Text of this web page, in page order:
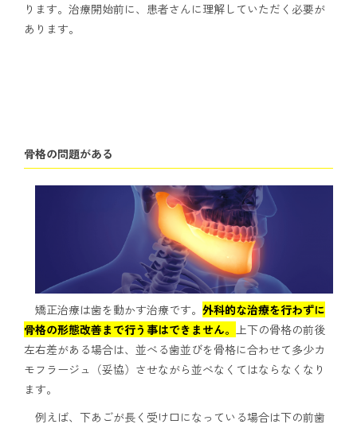
ります。治療開始前に、患者さんに理解していただく必要が
あります。
骨格の問題がある
矯正治療は歯を動かす治療です。 外科的な治療を行わずに
骨格の形態改善まで行う事はできません。
上下の骨格の前後
左右差がある場合は、並べる歯並びを骨格に合わせて多少カ
モフラージュ（妥協）させながら並べなくてはならなくなり
ます。
例えば、下あごが長く受け口になっている場合は下の前歯